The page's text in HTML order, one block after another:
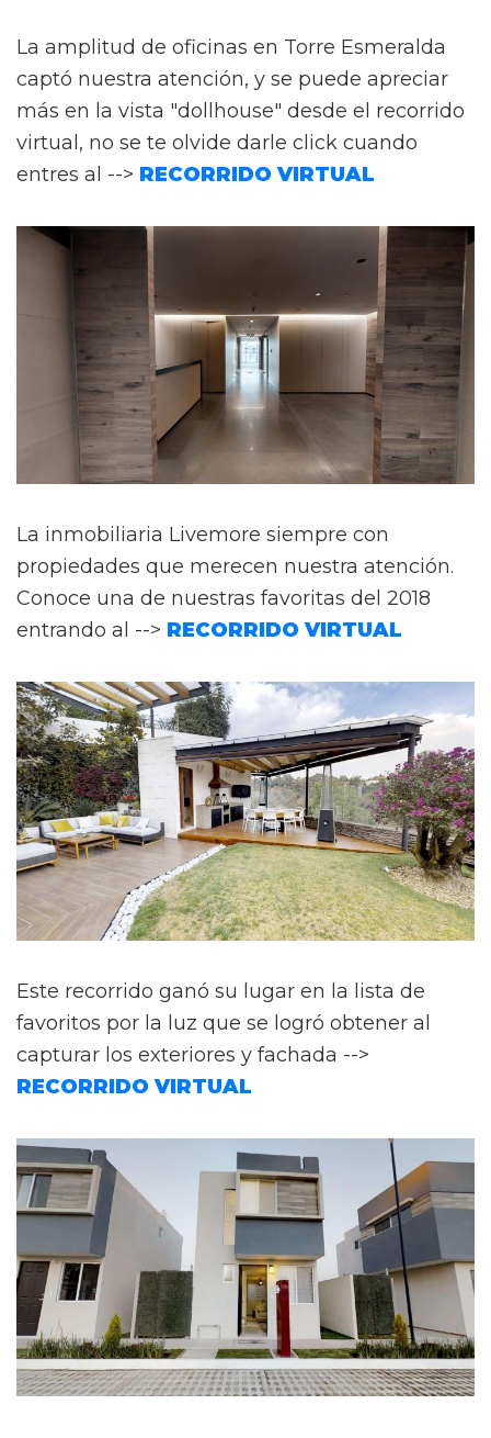
La amplitud de oficinas en Torre Esmeralda
captó nuestra atención, y se puede apreciar
más en la vista "dollhouse" desde el recorrido
virtual, no se te olvide darle click cuando
entres al --> RECORRIDO VIRTUAL
La inmobiliaria Livemore siempre con
propiedades que merecen nuestra atención.
Conoce una de nuestras favoritas del 2018
entrando al --> RECORRIDO VIRTUAL
Este recorrido ganó su lugar en la lista de
favoritos por la luz que se logró obtener al
capturar los exteriores y fachada -->
RECORRIDO VIRTUAL